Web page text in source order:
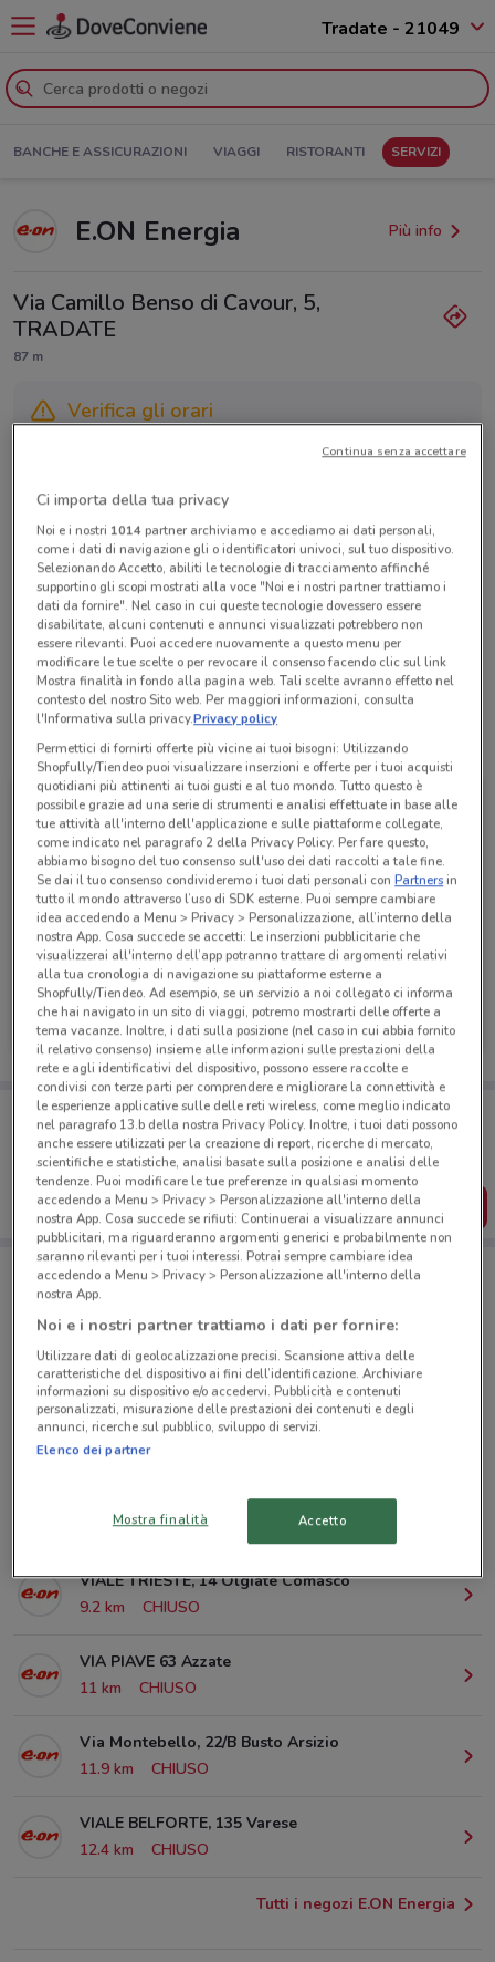
Tradate - 21049
BANCHE E ASSICURAZIONI VIAGGI RISTORANTI SERVIZI
E.ON Energia Più info
Via Camillo Benso di Cavour, 5,
TRADATE
87 m
Verifica gli orari
Gli orari dei negozi possono variare in base agli ultimi
chiamando il negozio.
Chiama il negozio
Lunedì 08:00 / 12:00 - 14:00 / 18:00
Martedì 08:00 / 12:00 - 14:00 / 18:00
Mercoledì 08:00 / 12:00 - 14:00 / 18:00
Giovedì 08:00 / 12:00 - 14:00 / 18:00
Venerdì 08:00 / 12:00 - 14:00 / 18:00
Sabato Chiuso
Domenica Chiuso
339 2665901
Tutte le promozioni di questo negozio
E.ON Energia
Scade il 27/08 104 m
Porta DoveConviene sempre con te!
Puoi trovare le migliori offerte dei negozi vicino a te,
salvarle e creare la tua lista del risparmio, comodamente
dal tuo cellulare.
SCARICA L’APP
Negozi E.ON Energia a TRADATE
Via Cavour 5 Baldina / Tradate
105 m
CHIUSO
VIALE TRIESTE, 14 Olgiate Comasco
9.2 km
CHIUSO
VIA PIAVE 63 Azzate
11 km
CHIUSO
Via Montebello, 22/B Busto Arsizio
11.9 km
CHIUSO
VIALE BELFORTE, 135 Varese
12.4 km
CHIUSO
Tutti i negozi E.ON Energia
Ci importa della tua privacy
Noi e i nostri 1014partner archiviamo e accediamo ai dati personali,
come i dati di navigazione gli o identificatori univoci, sul tuo dispositivo.
Selezionando Accetto, abiliti le tecnologie di tracciamento affinché
supportino gli scopi mostrati alla voce "Noi e i nostri partner trattiamo i
dati da fornire". Nel caso in cui queste tecnologie dovessero essere
disabilitate, alcuni contenuti e annunci visualizzati potrebbero non
essere rilevanti. Puoi accedere nuovamente a questo menu per
modificare le tue scelte o per revocare il consenso facendo clic sul link
Mostra finalità in fondo alla pagina web. Tali scelte avranno effetto nel
contesto del nostro Sito web. Per maggiori informazioni, consulta
l'Informativa sulla privacy.Privacy policy
Permettici di fornirti offerte più vicine ai tuoi bisogni: Utilizzando
Shopfully/Tiendeo puoi visualizzare inserzioni e offerte per i tuoi acquisti
quotidiani più attinenti ai tuoi gusti e al tuo mondo. Tutto questo è
possibile grazie ad una serie di strumenti e analisi effettuate in base alle
tue attività all'interno dell'applicazione e sulle piattaforme collegate,
come indicato nel paragrafo 2 della Privacy Policy. Per fare questo,
abbiamo bisogno del tuo consenso sull'uso dei dati raccolti a tale fine.
Se dai il tuo consenso condivideremo i tuoi dati personali conPartnersin
tutto il mondo attraverso l’uso di SDK esterne. Puoi sempre cambiare
idea accedendo a Menu > Privacy > Personalizzazione, all’interno della
nostra App. Cosa succede se accetti: Le inserzioni pubblicitarie che
visualizzerai all'interno dell’app potranno trattare di argomenti relativi
alla tua cronologia di navigazione su piattaforme esterne a
Shopfully/Tiendeo. Ad esempio, se un servizio a noi collegato ci informa
che hai navigato in un sito di viaggi, potremo mostrarti delle offerte a
tema vacanze. Inoltre, i dati sulla posizione (nel caso in cui abbia fornito
il relativo consenso) insieme alle informazioni sulle prestazioni della
rete e agli identificativi del dispositivo, possono essere raccolte e
condivisi con terze parti per comprendere e migliorare la connettività e
le esperienze applicative sulle delle reti wireless, come meglio indicato
nel paragrafo 13.b della nostra Privacy Policy. Inoltre, i tuoi dati possono
anche essere utilizzati per la creazione di report, ricerche di mercato,
scientifiche e statistiche, analisi basate sulla posizione e analisi delle
tendenze. Puoi modificare le tue preferenze in qualsiasi momento
accedendo a Menu > Privacy > Personalizzazione all'interno della
nostra App. Cosa succede se rifiuti: Continuerai a visualizzare annunci
pubblicitari, ma riguarderanno argomenti generici e probabilmente non
saranno rilevanti per i tuoi interessi. Potrai sempre cambiare idea
accedendo a Menu > Privacy > Personalizzazione all'interno della
nostra App.
Noi e i nostri partner trattiamo i dati per fornire:
Utilizzare dati di geolocalizzazione precisi. Scansione attiva delle
caratteristiche del dispositivo ai fini dell’identificazione. Archiviare
informazioni su dispositivo e/o accedervi. Pubblicità e contenuti
personalizzati, misurazione delle prestazioni dei contenuti e degli
annunci, ricerche sul pubblico, sviluppo di servizi.
Elenco dei partner
Mostra finalità Accetto
Continua senza accettare